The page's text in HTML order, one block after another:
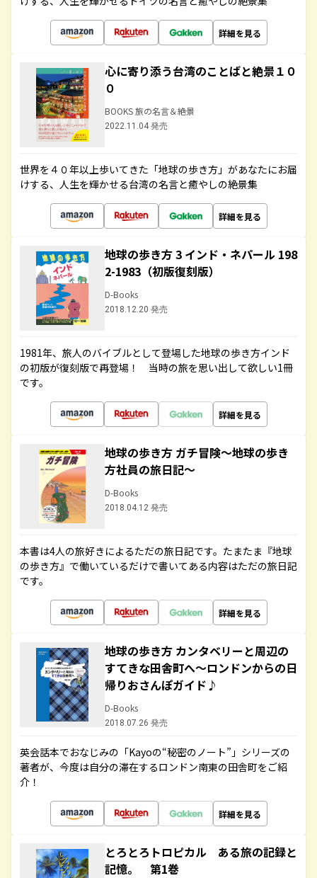
詳細を見る
心に寄り添う台湾のことばと絶景１０
０
BOOKS 旅の名言＆絶景
2022.11.04 発売
世界を４０年以上歩いてきた「地球の歩き方」があなたにお届
けする、人生を輝かせる台湾の名言と癒やしの絶景集
詳細を見る
地球の歩き方 3 インド・ネパール 198
2-1983（初版復刻版）
D-Books
2018.12.20 発売
1981年、旅人のバイブルとして登場した地球の歩き方インド
の初版が復刻版で再登場！ 当時の旅を思い出して欲しい1冊
です。
詳細を見る
地球の歩き方 ガチ冒険～地球の歩き
方社員の旅日記～
D-Books
2018.04.12 発売
本書は4人の旅好きによるただの旅日記です。たまたま『地球
の歩き方』で働いているだけで書いてある内容はただの旅日記
です。
詳細を見る
地球の歩き方 カンタベリーと周辺の
すてきな田舎町へ～ロンドンからの日
帰りおさんぽガイド♪
D-Books
2018.07.26 発売
英会話本でおなじみの「Kayoの“秘密のノート”」シリーズの
著者が、今度は自分の滞在するロンドン南東の田舎町をご紹
介！
詳細を見る
とろとろトロピカル ある旅の記録と
記憶。 第1巻